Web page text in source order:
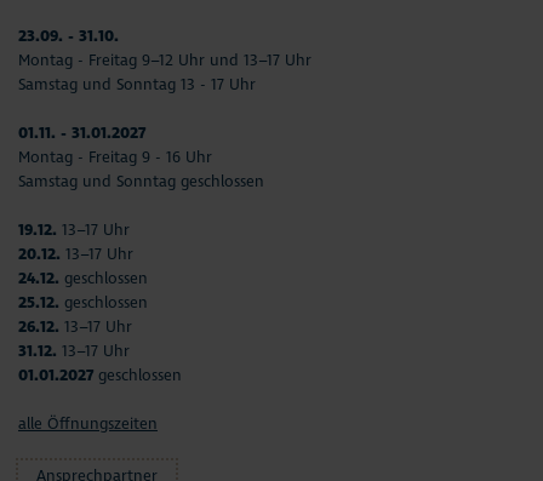
23.09. - 31.10.
Montag - Freitag 9–12 Uhr und 13–17 Uhr
Samstag und Sonntag 13 - 17 Uhr
01.11. - 31.01.2027
Montag - Freitag 9 - 16 Uhr
Samstag und Sonntag geschlossen
19.12. 13–17 Uhr
20.12. 13–17 Uhr
24.12. geschlossen
25.12. geschlossen
26.12. 13–17 Uhr
31.12. 13–17 Uhr
01.01.2027 geschlossen
alle Öffnungszeiten
Ansprechpartner